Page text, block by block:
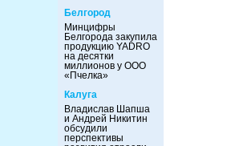
Белгород
Минцифры
Белгорода закупила
продукцию YADRO
на десятки
миллионов у ООО
«Пчелка»
Калуга
Владислав Шапша
и Андрей Никитин
обсудили
перспективы